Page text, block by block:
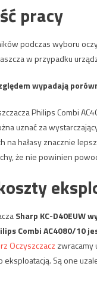
pracy
podczas wyboru
w przypadku
wypadają
Philips Combi
uznać za
na hałasy znacznie
że nie powinien
Sharp KC-D40EUW
Combi AC4080/10
Oczyszczacz zwracamy
eksploatacją. Są one